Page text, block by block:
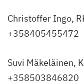
Christoffer Ingo,
+358405455472
Suvi Mäkeläinen,
+358503846820